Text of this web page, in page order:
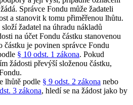
Správce Fondu může žadateli
a stanovit k tomu přiměřenou lhůtu.
žadatel na úhradu nákladů
na účet Fondu částku stanovenou
částku je povinen správce Fondu
§ 10 odst. 1 zákona. Pokud
žádosti převýší složenou částku,
lhůtě podle § 9 odst. 2 zákona nebo
3 zákona, hledí se na žádost jako by